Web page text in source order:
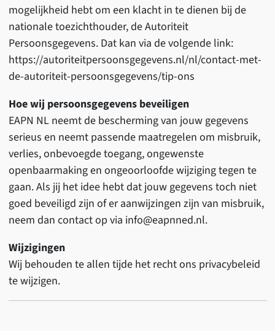
mogelijkheid hebt om een klacht in te dienen bij de
nationale toezichthouder, de Autoriteit
Persoonsgegevens. Dat kan via de volgende link:
https://autoriteitpersoonsgegevens.nl/nl/contact-met-
de-autoriteit-persoonsgegevens/tip-ons
Hoe wij persoonsgegevens beveiligen
EAPN NL neemt de bescherming van jouw gegevens
serieus en neemt passende maatregelen om misbruik,
verlies, onbevoegde toegang, ongewenste
openbaarmaking en ongeoorloofde wijziging tegen te
gaan. Als jij het idee hebt dat jouw gegevens toch niet
goed beveiligd zijn of er aanwijzingen zijn van misbruik,
neem dan contact op via info@eapnned.nl.
Wijzigingen
Wij behouden te allen tijde het recht ons privacybeleid
te wijzigen.